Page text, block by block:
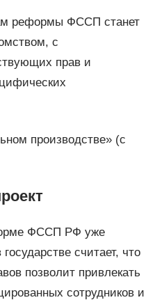
реформы ФССП станет
с
прав и
производстве» (с
ФССП РФ уже
считает, что
позволит привлекать
сотрудников и